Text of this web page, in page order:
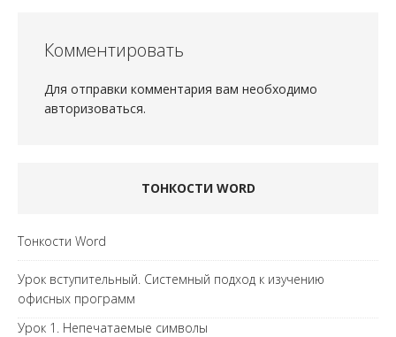
Комментировать
Для отправки комментария вам необходимо
авторизоваться.
ТОНКОСТИ WORD
Тонкости Word
Урок вступительный. Системный подход к изучению
офисных программ
Урок 1. Непечатаемые символы